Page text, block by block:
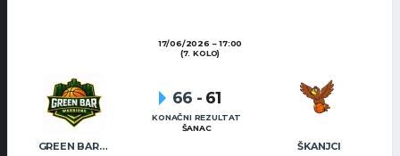
17/06/2026
17:00
(7. KOLO)
GREEN BAR WARRIORS ŠKANJCI
66 - 61
KONAČNI REZULTAT
ŠANAC